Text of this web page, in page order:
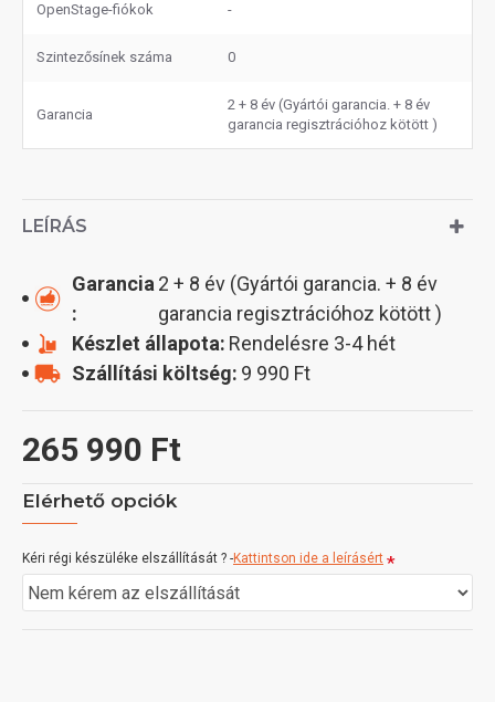
OpenStage-fiókok -
Szintezősínek száma 0
Garancia
2 + 8 év (Gyártói garancia. + 8 év
garancia regisztrációhoz kötött )
LEÍRÁS
265 990 Ft
Garancia
:
2 + 8 év (Gyártói garancia. + 8 év
garancia regisztrációhoz kötött )
Készlet állapota: Rendelésre 3-4 hét
Szállítási költség: 9 990 Ft
Elérhető opciók
Kéri régi készüléke elszállítását ? -Kattintson ide a leírásért